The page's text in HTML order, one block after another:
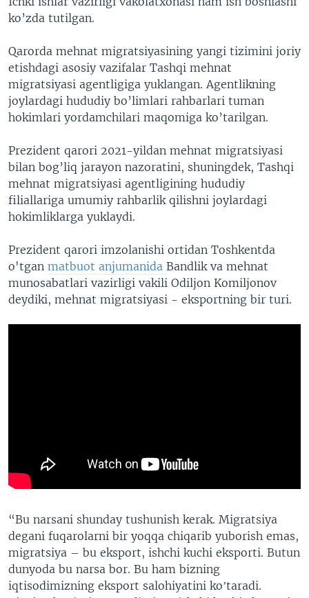
ko’zda tutilgan.
Qarorda mehnat migratsiyasining yangi tizimini joriy
etishdagi asosiy vazifalar Tashqi mehnat
migratsiyasi agentligiga yuklangan. Agentlikning
joylardagi hududiy bo’limlari rahbarlari tuman
hokimlari yordamchilari maqomiga ko’tarilgan.
Prezident qarori 2021-yildan mehnat migratsiyasi
bilan bog’liq jarayon nazoratini, shuningdek, Tashqi
mehnat migratsiyasi agentligining hududiy
filiallariga umumiy rahbarlik qilishni joylardagi
hokimliklarga yuklaydi.
Prezident qarori imzolanishi ortidan Toshkentda
o'tgan matbuot anjumanida Bandlik va mehnat
munosabatlari vazirligi vakili Odiljon Komiljonov
deydiki, mehnat migratsiyasi - eksportning bir turi.
“Bu narsani shunday tushunish kerak. Migratsiya
degani fuqarolarni bir yoqqa chiqarib yuborish emas,
migratsiya – bu eksport, ishchi kuchi eksporti. Butun
dunyoda bu narsa bor. Bu ham bizning
iqtisodimizning eksport salohiyatini koʼtaradi.